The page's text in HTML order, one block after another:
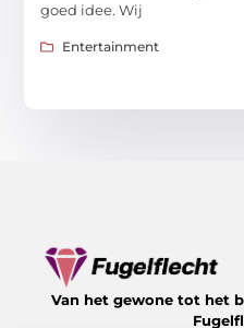
goed idee. Wij
Entertainment
Van het gewone tot het